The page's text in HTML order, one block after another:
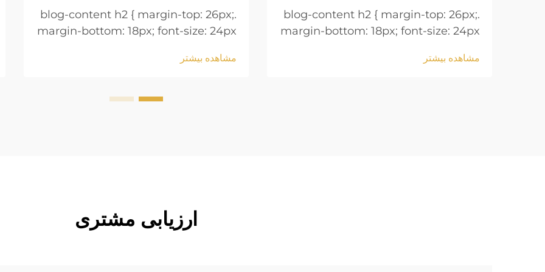
.blog-content h2 { margin-top: 26px;
margin-bottom: 18px; font-size: 24px
height: normal; } .blog-content h3 {
مشاهده بیشتر
.blog-content h2 { margin-top: 26px;
margin-bottom: 18px; font-size: 24px
height: normal; } .blog-content h3 {
18px; font-size: 20px !important;
مشاهده بیشتر
ارزیابی مشتری